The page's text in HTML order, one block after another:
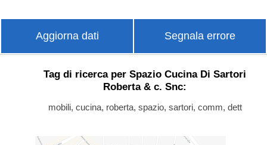
Aggiorna dati Segnala errore
Tag di ricerca per Spazio Cucina Di Sartori
Roberta & c. Snc:
mobili, cucina, roberta, spazio, sartori, comm, dett